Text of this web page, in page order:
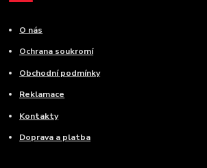
O nás
Ochrana soukromí
Obchodní podmínky
Reklamace
Kontakty
Doprava a platba